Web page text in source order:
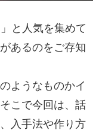
と人気を集めて
あるのをご存知
ようなものかイ
こで今回は、話
入手法や作り方